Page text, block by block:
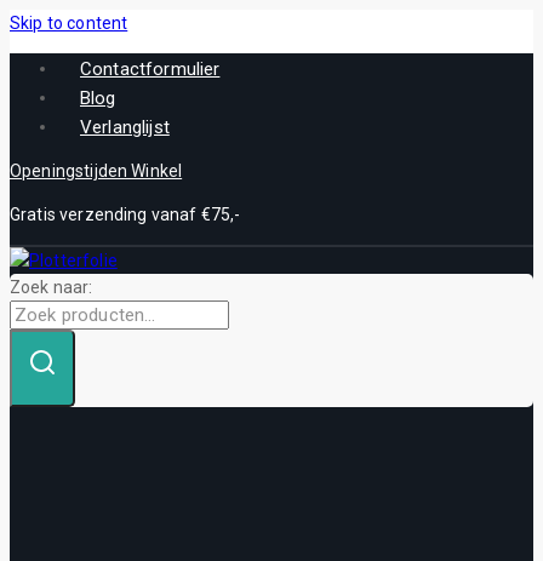
Skip to content
Contactformulier
Blog
Verlanglijst
Openingstijden Winkel
Gratis verzending vanaf €75,-
Zoek naar: